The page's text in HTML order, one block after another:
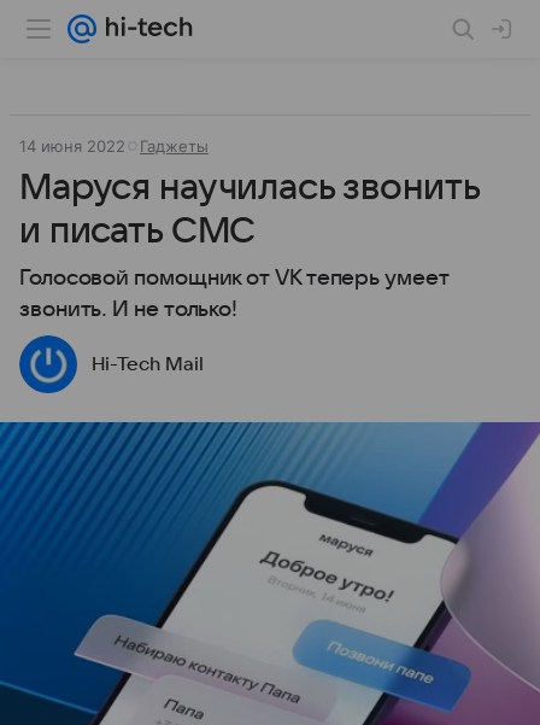
14 июня 2022 Гаджеты
Маруся научилась звонить
и писать СМС
Голосовой помощник от VK теперь умеет
звонить. И не только!
Hi-Tech Mail